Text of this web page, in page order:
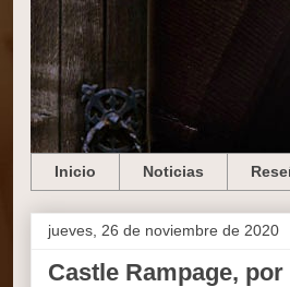
Inicio Noticias
jueves, 26 de noviembre de 2020
Castle Rampage,